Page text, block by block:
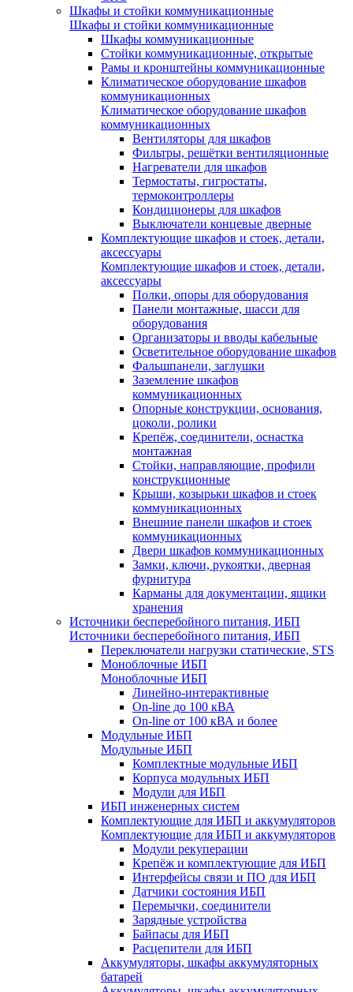
Шкафы и стойки коммуникационные
Шкафы и стойки коммуникационные
Шкафы коммуникационные
Стойки коммуникационные, открытые
Рамы и кронштейны коммуникационные
Климатическое оборудование шкафов
коммуникационных
Климатическое оборудование шкафов
коммуникационных
Вентиляторы для шкафов
Фильтры, решётки вентиляционные
Нагреватели для шкафов
Термостаты, гигростаты,
термоконтроллеры
Кондиционеры для шкафов
Выключатели концевые дверные
Комплектующие шкафов и стоек, детали,
аксессуары
Комплектующие шкафов и стоек, детали,
аксессуары
Полки, опоры для оборудования
Панели монтажные, шасси для
оборудования
Организаторы и вводы кабельные
Осветительное оборудование шкафов
Фальшпанели, заглушки
Заземление шкафов
коммуникационных
Опорные конструкции, основания,
цоколи, ролики
Крепёж, соединители, оснастка
монтажная
Стойки, направляющие, профили
конструкционные
Крыши, козырьки шкафов и стоек
коммуникационных
Внешние панели шкафов и стоек
коммуникационных
Двери шкафов коммуникационных
Замки, ключи, рукоятки, дверная
фурнитура
Карманы для документации, ящики
хранения
Источники бесперебойного питания, ИБП
Источники бесперебойного питания, ИБП
Переключатели нагрузки статические, STS
Моноблочные ИБП
Моноблочные ИБП
Линейно-интерактивные
On-line до 100 кВА
On-line от 100 кВА и более
Модульные ИБП
Модульные ИБП
Комплектные модульные ИБП
Корпуса модульных ИБП
Модули для ИБП
ИБП инженерных систем
Комплектующие для ИБП и аккумуляторов
Комплектующие для ИБП и аккумуляторов
Модули рекуперации
Крепёж и комплектующие для ИБП
Интерфейсы связи и ПО для ИБП
Датчики состояния ИБП
Перемычки, соединители
Зарядные устройства
Байпасы для ИБП
Расцепители для ИБП
Аккумуляторы, шкафы аккумуляторных
батарей